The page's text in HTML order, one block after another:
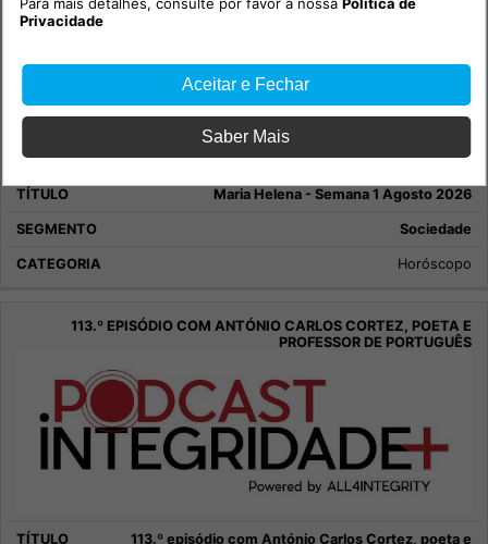
Maria Helena - Semana 1 Agosto 2026
Sociedade
Horóscopo
113.º episódio com António Carlos Cortez, poeta e
Privacidade
Aceitar e Fechar
Saber Mais